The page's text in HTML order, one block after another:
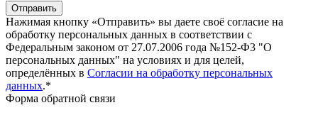
Отправить
Нажимая кнопку «Отправить» вы даете своё согласие на
обработку персональных данных в соответствии с
Федеральным законом от 27.07.2006 года №152-Ф3 "О
персональных данных" на условиях и для целей,
определённых в Согласии на обработку персональных
данных.*
Форма обратной связи